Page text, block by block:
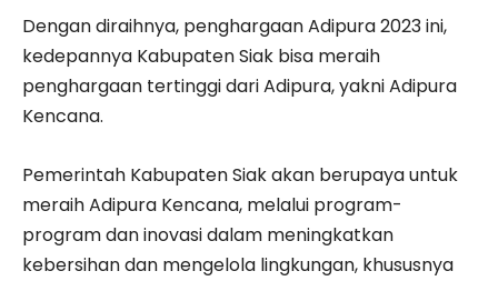
Dengan diraihnya, penghargaan Adipura 2023 ini,
kedepannya Kabupaten Siak bisa meraih
penghargaan tertinggi dari Adipura, yakni Adipura
Kencana.
Pemerintah Kabupaten Siak akan berupaya untuk
meraih Adipura Kencana, melalui program-
program dan inovasi dalam meningkatkan
kebersihan dan mengelola lingkungan, khususnya